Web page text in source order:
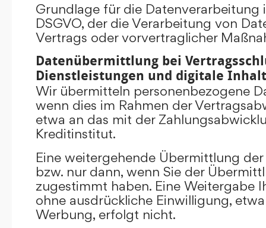
Grundlage für die Datenverarbeitung
DSGVO, der die Verarbeitung von
Vertrags oder vorvertraglicher
Datenübermittlung bei
Dienstleistungen und digitale
Wir übermitteln personenbezogene
wenn dies im Rahmen der
etwa an das mit der
Kreditinstitut.
Eine weitergehende Übermittlung
bzw. nur dann, wenn Sie der
zugestimmt haben. Eine Weitergabe
ohne ausdrückliche Einwilligung,
Werbung, erfolgt nicht.